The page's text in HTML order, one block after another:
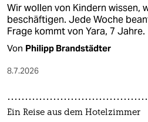
Wir wollen von Kindern wissen,
beschäftigen. Jede Woche
Frage kommt von Yara, 7 Jahre.
Von Philipp Brandstädter
8.7.2026
Ein Reise aus dem Hotelzimmer